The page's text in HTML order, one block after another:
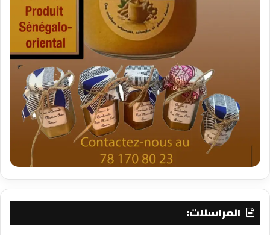
المراسلات: